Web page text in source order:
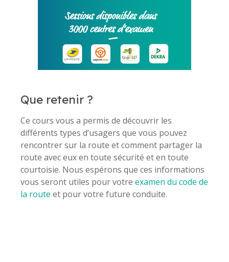
Que retenir ?
Ce cours vous a permis de découvrir les
différents types d’usagers que vous pouvez
rencontrer sur la route et comment partager la
route avec eux en toute sécurité et en toute
courtoisie. Nous espérons que ces informations
vous seront utiles pour votreexamen du code de
la route et pour votre future conduite.